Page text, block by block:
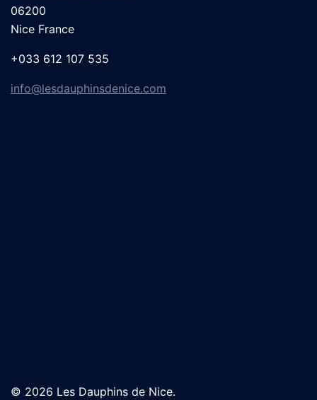
06200
Nice France
+033 612 107 535
info@lesdauphinsdenice.com
© 2026 Les Dauphins de Nice.